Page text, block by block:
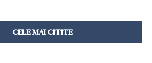
CELE MAI CITITE